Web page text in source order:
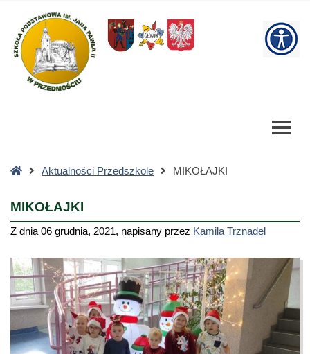
Szkoła
Podstawowa
StronaAktualności Przedszkole MIKOŁAJKI
MIKOŁAJKI
Z dnia 06 grudnia, 2021, napisany przez Kamila Trznadel